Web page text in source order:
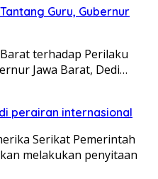
Guru, Gubernur
terhadap Perilaku
Jawa Barat, Dedi…
perairan internasional
Serikat Pemerintah
melakukan penyitaan